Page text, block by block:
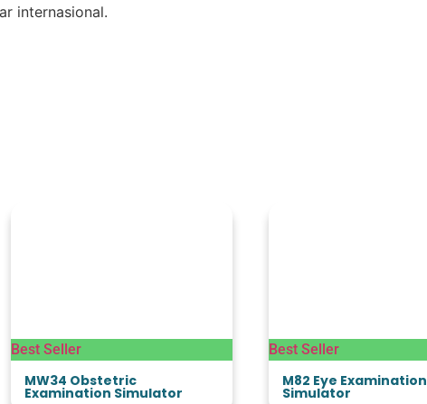
internasional.
Best Seller
MW34 Obstetric
Examination Simulator
Best Seller
M82 Eye Examination
Simulator